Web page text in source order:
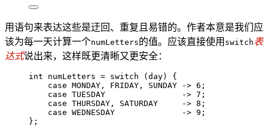
用语句来表达这些是迂回、重复且易错的。作者本意是我们应
该为每一天计算一个numLetters的值。应该直接使用 switch表
达式说出来，这样既更清晰又更安全：
int numLetters = switch (day) {
case MONDAY, FRIDAY, SUNDAY -> 6 ;
case TUESDAY -> 7 ;
case THURSDAY, SATURDAY -> 8 ;
case WEDNESDAY -> 9 ;
};